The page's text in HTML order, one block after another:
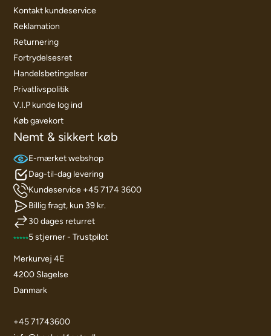
Kontakt kundeservice
Reklamation
Returnering
Fortrydelsesret
Handelsbetingelser
Privatlivspolitik
V.I.P kunde log ind
Køb gavekort
Nemt & sikkert køb
E-mærket webshop
Dag-til-dag levering
Kundeservice +45 7174 3600
Billig fragt, kun 39 kr.
30 dages returret
5 stjerner - Trustpilot
Merkurvej 4E
4200 Slagelse
Danmark
+45 71743600